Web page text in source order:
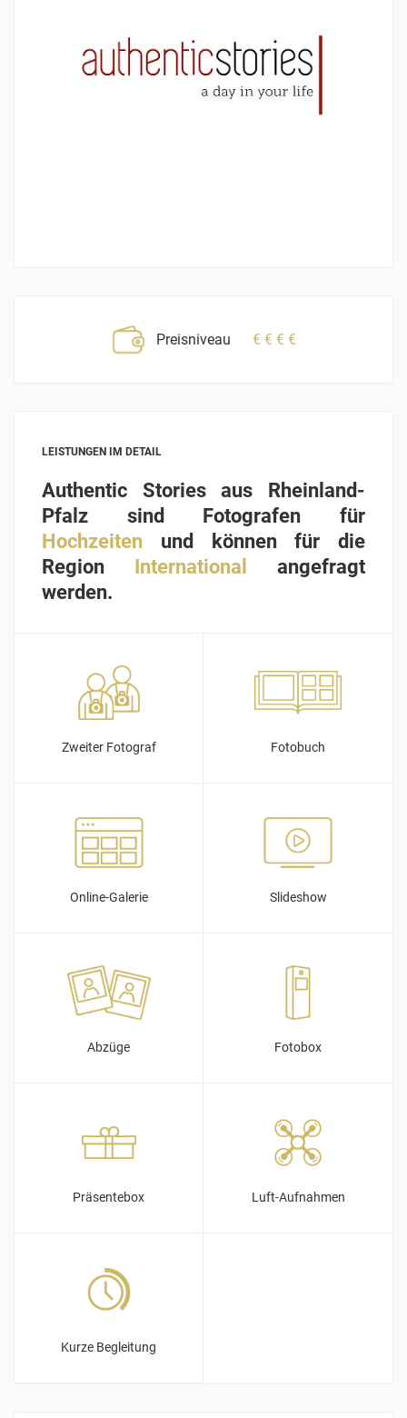
Preisniveau € € € €
LEISTUNGEN IM DETAIL
Authentic Stories aus Rheinland-
Pfalz sind Fotografen für
Hochzeiten und können für die
Region
International
angefragt
werden.
Zweiter Fotograf Fotobuch
Online-Galerie Slideshow
Abzüge Fotobox
Präsentebox Luft-Aufnahmen
Kurze Begleitung